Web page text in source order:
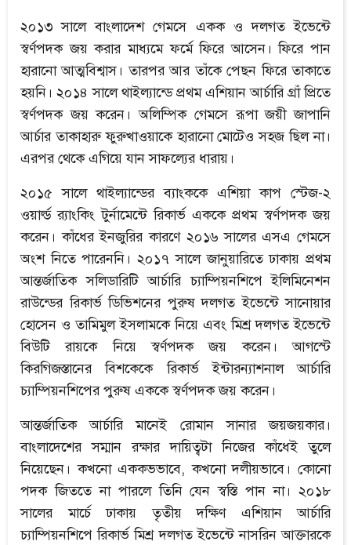
২০১৩ সালে বাংলাদেশ গেমসে একক ও দলগত ইভেন্টে
স্বর্ণপদক জয় করার মাধ্যমে ফর্মে ফিরে আসেন। ফিরে পান
হারানো আত্মবিশ্বাস। তারপর আর তাঁকে পেছন ফিরে তাকাতে
হয়নি। ২০১৪ সালে থাইল্যান্ডে প্রথম এশিয়ান আর্চারি গ্রাঁ প্রিতে
স্বর্ণপদক জয় করেন। অলিম্পিক গেমসে রূপা জয়ী জাপানি
আর্চার তাকাহারু ফুরুখাওয়াকে হারানো মোটেও সহজ ছিল না।
এরপর থেকে এগিয়ে যান সাফল্যের ধারায়।
২০১৫ সালে থাইল্যান্ডের ব্যাংককে এশিয়া কাপ স্টেজ-২
ওয়ার্ল্ড র‍্যাংকিং টুর্নামেন্টে রিকার্ভ এককে প্রথম স্বর্ণপদক জয়
করেন। কাঁধের ইনজুরির কারণে ২০১৬ সালের এসএ গেমসে
অংশ নিতে পারেননি। ২০১৭ সালে জানুয়ারিতে ঢাকায় প্রথম
আন্তর্জাতিক সলিডারিটি আর্চারি চ্যাম্পিয়নশিপে ইলিমিনেশন
রাউন্ডের রিকার্ভ ডিভিশনের পুরুষ দলগত ইভেন্টে সানোয়ার
হোসেন ও তামিমুল ইসলামকে নিয়ে এবং মিশ্র দলগত ইভেন্টে
বিউটি রায়কে নিয়ে স্বর্ণপদক জয় করেন। আগস্টে
কিরগিজস্তানের বিশকেকে রিকার্ভ ইন্টারন্যাশনাল আর্চারি
চ্যাম্পিয়নশিপের পুরুষ এককে স্বর্ণপদক জয় করেন।
আন্তর্জাতিক আর্চারি মানেই রোমান সানার জয়জয়কার।
বাংলাদেশের সম্মান রক্ষার দায়িত্বটা নিজের কাঁধেই তুলে
নিয়েছেন। কখনো এককভভাবে, কখনো দলীয়ভাবে। কোনো
পদক জিততে না পারলে তিনি যেন স্বস্তি পান না। ২০১৮
সালের মার্চে ঢাকায় তৃতীয় দক্ষিণ এশিয়ান আর্চারি
চ্যাম্পিয়নশিপে রিকার্ভ মিশ্র দলগত ইভেন্টে নাসরিন আক্তারকে